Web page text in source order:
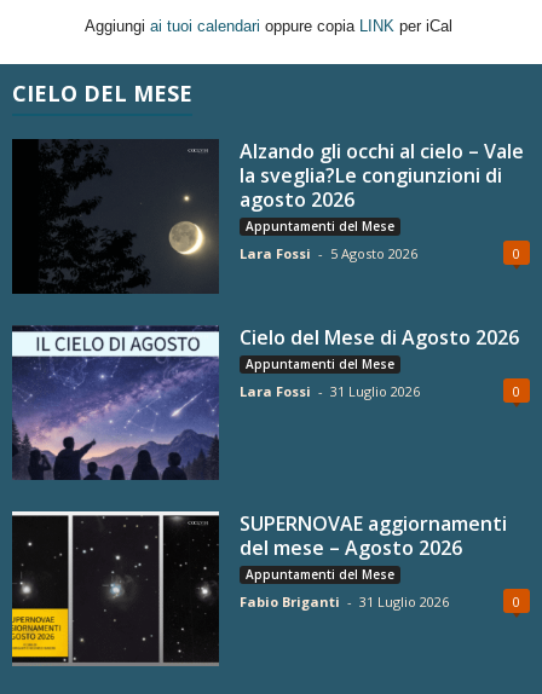
Aggiungi ai tuoi calendari oppure copia LINK per iCal
CIELO DEL MESE
Alzando gli occhi al cielo – Vale
la sveglia?Le congiunzioni di
agosto 2026
Appuntamenti del Mese
Lara Fossi - 5 Agosto 2026 0
Cielo del Mese di Agosto 2026
Appuntamenti del Mese
Lara Fossi - 31 Luglio 2026 0
SUPERNOVAE aggiornamenti
del mese – Agosto 2026
Appuntamenti del Mese
Fabio Briganti - 31 Luglio 2026 0